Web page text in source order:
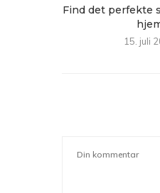
Find det perfekte
15. juli